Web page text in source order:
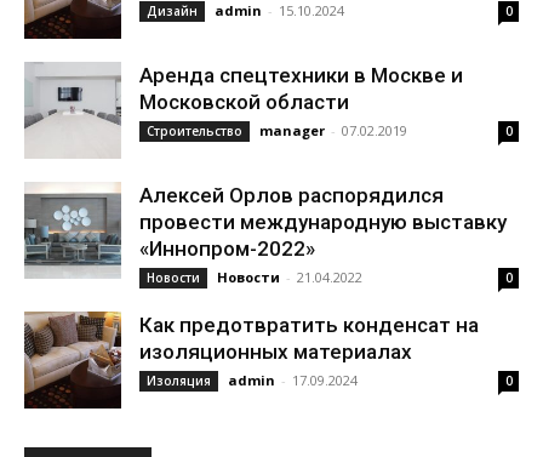
Дизайн admin - 15.10.2024 0
Аренда спецтехники в Москве и
Московской области
Строительство manager - 07.02.2019 0
Алексей Орлов распорядился
провести международную выставку
«Иннопром-2022»
Новости Новости - 21.04.2022 0
Как предотвратить конденсат на
изоляционных материалах
Изоляция admin - 17.09.2024 0